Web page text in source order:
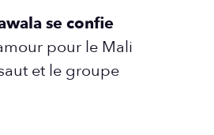
se confie
pour le Mali
et le groupe